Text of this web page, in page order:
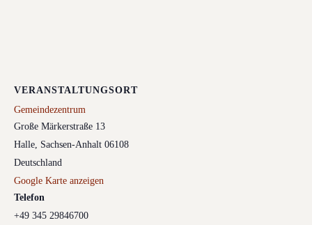
VERANSTALTUNGSORT
Gemeindezentrum
Große Märkerstraße 13
Halle, Sachsen-Anhalt 06108
Deutschland
Google Karte anzeigen
Telefon
+49 345 29846700